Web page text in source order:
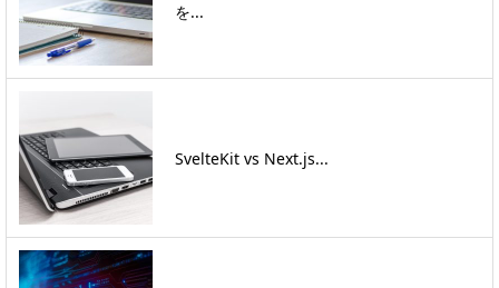
を...
SvelteKit vs Next.js...